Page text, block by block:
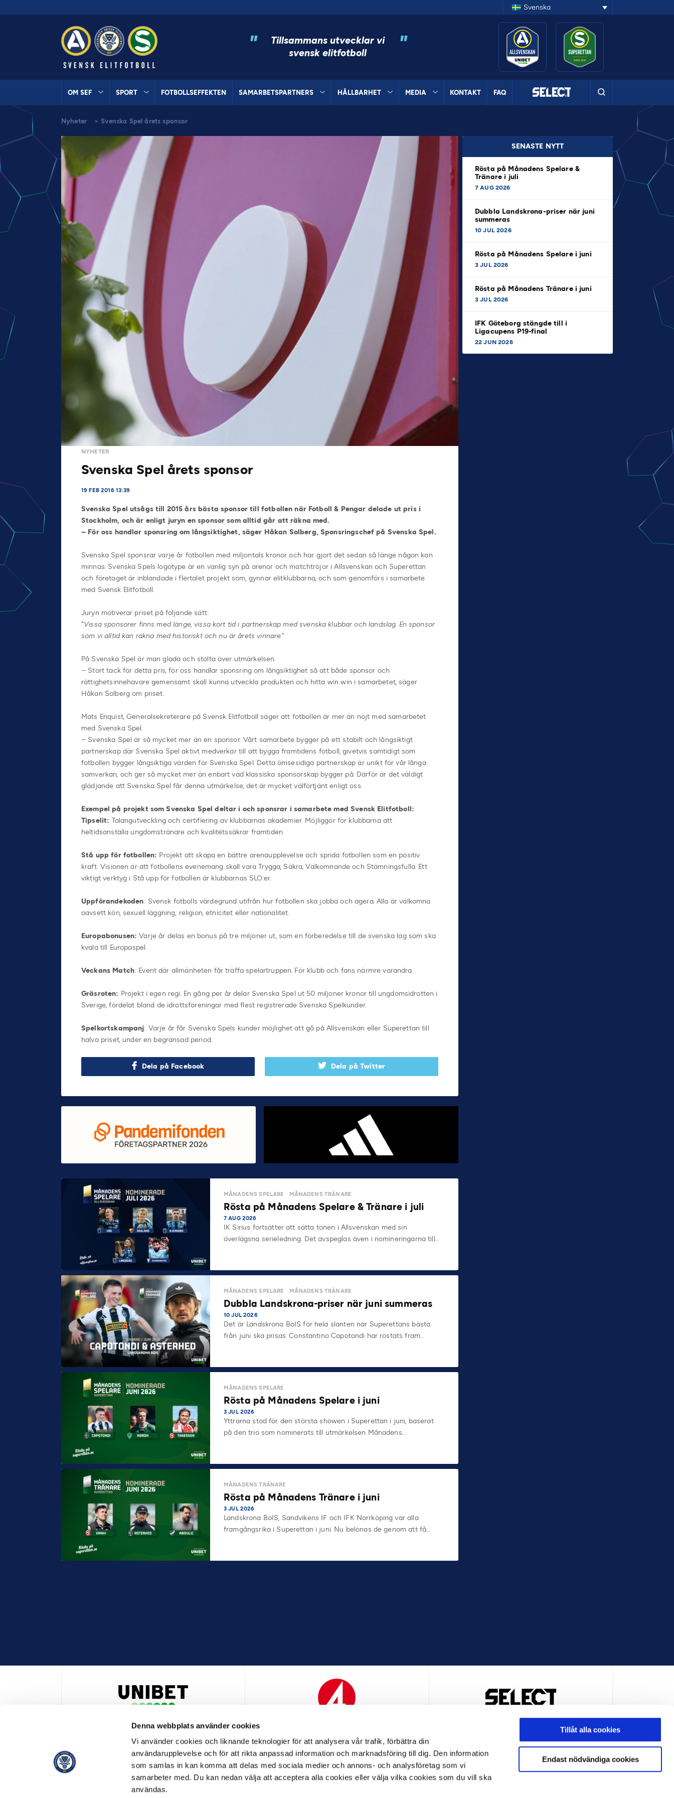
Denna webbplats använder cookies
Vi använder cookies och liknande teknologier för att analysera vår trafik, förbättra din
användarupplevelse och för att rikta anpassad information och marknadsföring till dig. Den information
som samlas in kan komma att delas med sociala medier och annons- och analysföretag som vi
samarbeter med. Du kan nedan välja att acceptera alla cookies eller välja vilka cookies som du vill ska
användas.
Tillåt alla cookies
Endast nödvändiga cookies
Svenska
"
Tillsammans utvecklar vi
svensk elitfotboll
"
OM SEF SPORT FOTBOLLSEFFEKTEN SAMARBETSPARTNERS HÅLLBARHET MEDIA KONTAKT FAQ
Nyheter > Svenska Spel årets sponsor
NYHETER
Svenska Spel årets sponsor
19 FEB 2016 13:39
Svenska Spel utsågs till 2015 års bästa sponsor till fotbollen när Fotboll & Pengar delade ut pris i
Stockholm, och är enligt juryn en sponsor som alltid går att räkna med.
– För oss handlar sponsring om långsiktighet, säger Håkan Solberg, Sponsringschef på Svenska Spel.
Svenska Spel sponsrar varje år fotbollen med miljontals kronor och har gjort det sedan så länge någon kan
minnas. Svenska Spels logotype är en vanlig syn på arenor och matchtröjor i Allsvenskan och Superettan
och företaget är inblandade i flertalet projekt som, gynnar elitklubbarna, och som genomförs i samarbete
med Svensk Elitfotboll.
Juryn motiverar priset på följande sätt:
”Vissa sponsorer finns med länge, vissa kort tid i partnerskap med svenska klubbar och landslag. En sponsor
som vi alltid kan räkna med historiskt och nu är årets vinnare.”
På Svenska Spel är man glada och stolta över utmärkelsen.
– Stort tack för detta pris, för oss handlar sponsring om långsiktighet så att både sponsor och
rättighetsinnehavare gemensamt skall kunna utveckla produkten och hitta win win i samarbetet, säger
Håkan Solberg om priset.
Mats Enquist, Generalsekreterare på Svensk Elitfotboll säger att fotbollen är mer än nöjt med samarbetet
med Svenska Spel.
– Svenska Spel är så mycket mer än en sponsor. Vårt samarbete bygger på ett stabilt och långsiktigt
partnerskap där Svenska Spel aktivt medverkar till att bygga framtidens fotboll, givetvis samtidigt som
fotbollen bygger långsiktiga värden för Svenska Spel. Detta ömsesidiga partnerskap är unikt för vår långa
samverkan, och ger så mycket mer än enbart vad klassiska sponsorskap bygger på. Därför är det väldigt
glädjande att Svenska Spel får denna utmärkelse, det är mycket välförtjänt enligt oss.
Exempel på projekt som Svenska Spel deltar i och sponsrar i samarbete med Svensk Elitfotboll:
Tipselit: Talangutveckling och certifiering av klubbarnas akademier. Möjliggör för klubbarna att
heltidsanställa ungdomstränare och kvalitétssäkrar framtiden.
Stå upp för fotbollen: Projekt att skapa en bättre arenaupplevelse och sprida fotbollen som en positiv
kraft. Visionen är att fotbollens evenemang skall vara Trygga, Säkra, Välkomnande och Stämningsfulla. Ett
viktigt verktyg i Stå upp för fotbollen är klubbarnas SLO:er.
Uppförandekoden: Svensk fotbolls värdegrund utifrån hur fotbollen ska jobba och agera. Alla är välkomna
oavsett kön, sexuell läggning, religion, etnicitet eller nationalitet.
Europabonusen:Varje år delas en bonus på tre miljoner ut, som en förberedelse till de svenska lag som ska
kvala till Europaspel.
Veckans Match: Event där allmänheten får träffa spelartruppen. För klubb och fans närmre varandra.
Gräsroten: Projekt i egen regi. En gång per år delar Svenska Spel ut 50 miljoner kronor till ungdomsidrotten i
Sverige, fördelat bland de idrottsföreningar med flest registrerade Svenska Spelkunder.
Spelkortskampanj: Varje år får Svenska Spels kunder möjlighet att gå på Allsvenskan eller Superettan till
halva priset, under en begränsad period.
Dela på Facebook Dela på Twitter
SENASTE NYTT
Rösta på Månadens Spelare &
Tränare i juli
7 AUG 2026
Dubbla Landskrona-priser när juni
summeras
10 JUL 2026
Rösta på Månadens Spelare i juni
3 JUL 2026
Rösta på Månadens Tränare i juni
3 JUL 2026
IFK Göteborg stängde till i
Ligacupens P19-final
22 JUN 2026
MÅNADENS SPELARE MÅNADENS TRÄNARE
Rösta på Månadens Spelare & Tränare i juli
7 AUG 2026
IK Sirius fortsätter att sätta tonen i Allsvenskan med sin
överlägsna serieledning. Det avspeglas även i nomineringarna till…
MÅNADENS SPELARE MÅNADENS TRÄNARE
Dubbla Landskrona-priser när juni summeras
10 JUL 2026
Det är Landskrona BoIS för hela slanten när Superettans bästa
från juni ska prisas. Constantino Capotondi har röstats fram…
MÅNADENS SPELARE
Rösta på Månadens Spelare i juni
3 JUL 2026
Yttrarna stod för den största showen i Superettan i juni, baserat
på den trio som nominerats till utmärkelsen Månadens…
MÅNADENS TRÄNARE
Rösta på Månadens Tränare i juni
3 JUL 2026
Landskrona BoIS, Sandvikens IF och IFK Norrköping var alla
framgångsrika i Superettan i juni. Nu belönas de genom att få…
HUVUDPARTNER OCH PRESENTING PARTNER ALLSVENSKAN